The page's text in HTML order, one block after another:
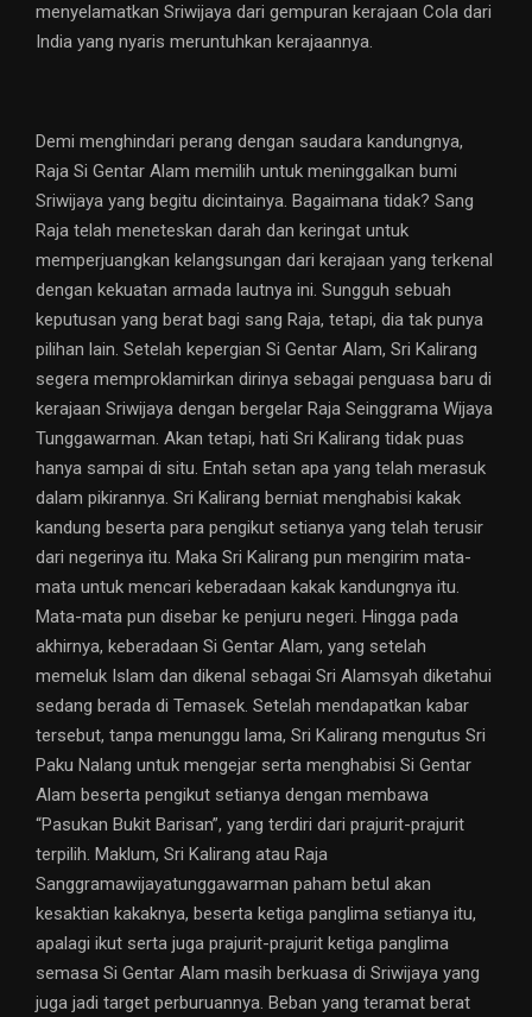
menyelamatkan Sriwijaya dari gempuran kerajaan Cola dari
India yang nyaris meruntuhkan kerajaannya.
Demi menghindari perang dengan saudara kandungnya,
Raja Si Gentar Alam memilih untuk meninggalkan bumi
Sriwijaya yang begitu dicintainya. Bagaimana tidak? Sang
Raja telah meneteskan darah dan keringat untuk
memperjuangkan kelangsungan dari kerajaan yang terkenal
dengan kekuatan armada lautnya ini. Sungguh sebuah
keputusan yang berat bagi sang Raja, tetapi, dia tak punya
pilihan lain. Setelah kepergian Si Gentar Alam, Sri Kalirang
segera memproklamirkan dirinya sebagai penguasa baru di
kerajaan Sriwijaya dengan bergelar Raja Seinggrama Wijaya
Tunggawarman. Akan tetapi, hati Sri Kalirang tidak puas
hanya sampai di situ. Entah setan apa yang telah merasuk
dalam pikirannya. Sri Kalirang berniat menghabisi kakak
kandung beserta para pengikut setianya yang telah terusir
dari negerinya itu. Maka Sri Kalirang pun mengirim mata-
mata untuk mencari keberadaan kakak kandungnya itu.
Mata-mata pun disebar ke penjuru negeri. Hingga pada
akhirnya, keberadaan Si Gentar Alam, yang setelah
memeluk Islam dan dikenal sebagai Sri Alamsyah diketahui
sedang berada di Temasek. Setelah mendapatkan kabar
tersebut, tanpa menunggu lama, Sri Kalirang mengutus Sri
Paku Nalang untuk mengejar serta menghabisi Si Gentar
Alam beserta pengikut setianya dengan membawa
“Pasukan Bukit Barisan”, yang terdiri dari prajurit-prajurit
terpilih. Maklum, Sri Kalirang atau Raja
Sanggramawijayatunggawarman paham betul akan
kesaktian kakaknya, beserta ketiga panglima setianya itu,
apalagi ikut serta juga prajurit-prajurit ketiga panglima
semasa Si Gentar Alam masih berkuasa di Sriwijaya yang
juga jadi target perburuannya. Beban yang teramat berat